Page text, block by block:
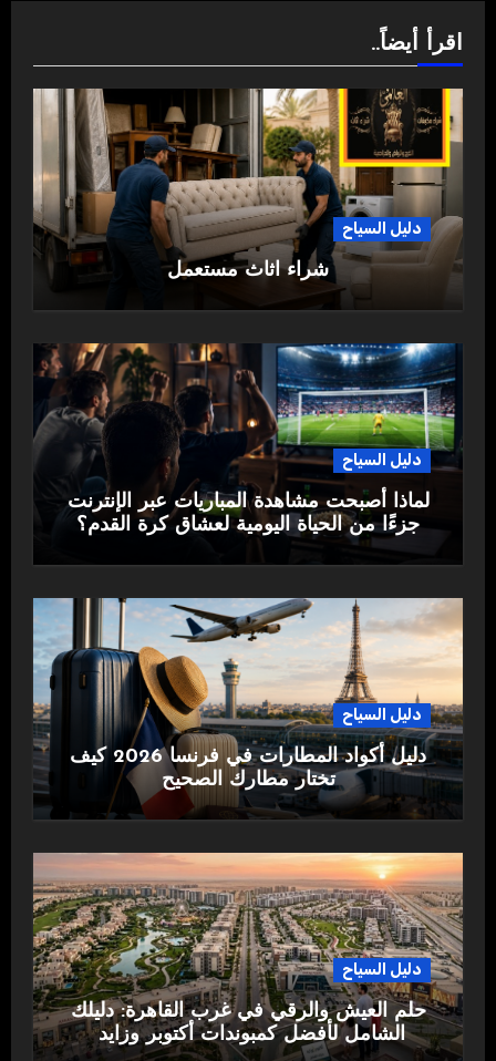
اقرأ أيضاً..
دليل السياح
شراء اثاث مستعمل
دليل السياح
لماذا أصبحت مشاهدة المباريات عبر الإنترنت
جزءًا من الحياة اليومية لعشاق كرة القدم؟
دليل السياح
دليل أكواد المطارات في فرنسا 2026 كيف
تختار مطارك الصحيح
دليل السياح
حلم العيش والرقي في غرب القاهرة: دليلك
الشامل لأفضل كمبوندات أكتوبر وزايد